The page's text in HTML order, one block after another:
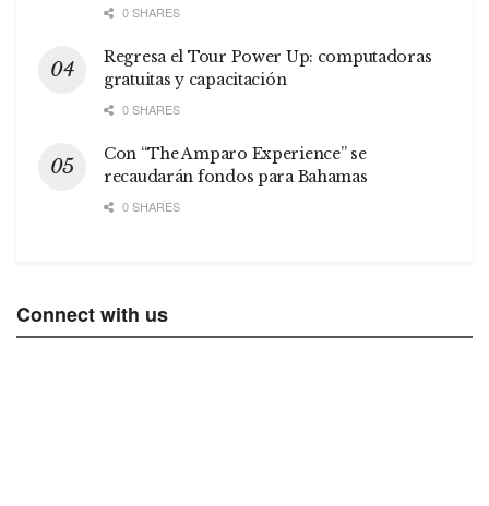
0 SHARES
Regresa el Tour Power Up: computadoras
gratuitas y capacitación
0 SHARES
Con “The Amparo Experience” se
recaudarán fondos para Bahamas
0 SHARES
Connect with us